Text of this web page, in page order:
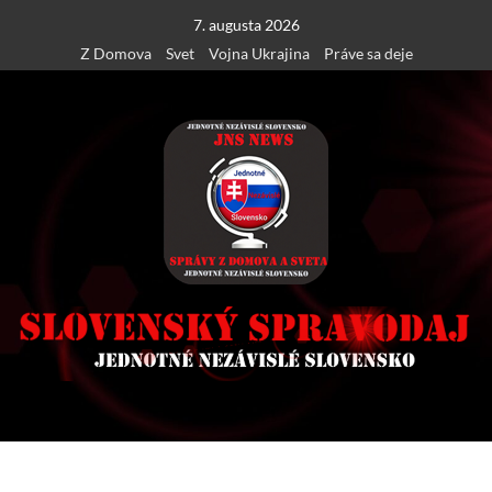
content
7. augusta 2026
Z Domova
Svet Vojna Ukrajina Práve sa deje